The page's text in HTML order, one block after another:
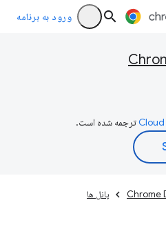
ورود به برنامه
ترجمه شده است.
Chrome پانل ها